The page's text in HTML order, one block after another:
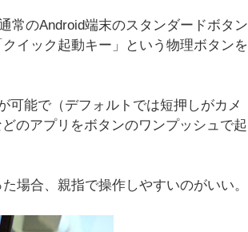
常のAndroid端末のスタンダードボタン
イック起動キー」という物理ボタンを
可能で（デフォルトでは短押しがカメ
のアプリをボタンのワンプッシュで起
場合、親指で操作しやすいのがいい。